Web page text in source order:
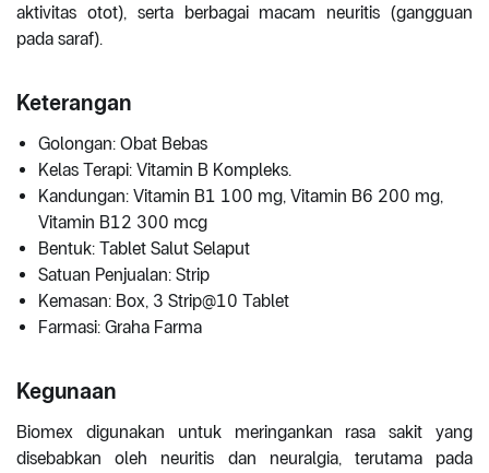
aktivitas otot), serta berbagai macam neuritis (gangguan
pada saraf).
Keterangan
Golongan: Obat Bebas
Kelas Terapi: Vitamin B Kompleks.
Kandungan: Vitamin B1 100 mg, Vitamin B6 200 mg,
Vitamin B12 300 mcg
Bentuk: Tablet Salut Selaput
Satuan Penjualan: Strip
Kemasan: Box, 3 Strip@10 Tablet
Farmasi: Graha Farma
Kegunaan
Biomex digunakan untuk meringankan rasa sakit yang
disebabkan oleh neuritis dan neuralgia, terutama pada